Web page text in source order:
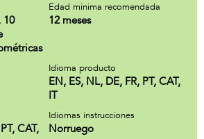
10
Edad minima recomendada
12 meses
Idioma producto
EN, ES, NL, DE, FR, PT, CAT,
IT
CAT,
Idiomas instrucciones
Norruego